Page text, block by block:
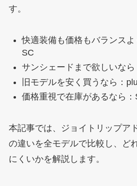
す。
快適装備も価格もバランス
SC
サンシェードまで欲しいな
旧モデルを安く買うなら：
価格重視で在庫があるなら：
本記事では、ジョイトリップア
の違いを全モデルで比較し、ど
にくいかを解説します。